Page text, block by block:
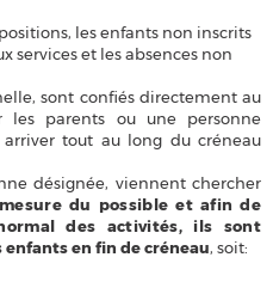
les enfants non inscrits
services et les absences non
sont confiés directement au
les parents ou une personne
tout au long du créneau
désignée, viennent chercher
mesure du possible et afin de
des activités, ils sont
enfants en fin de créneau, soit: